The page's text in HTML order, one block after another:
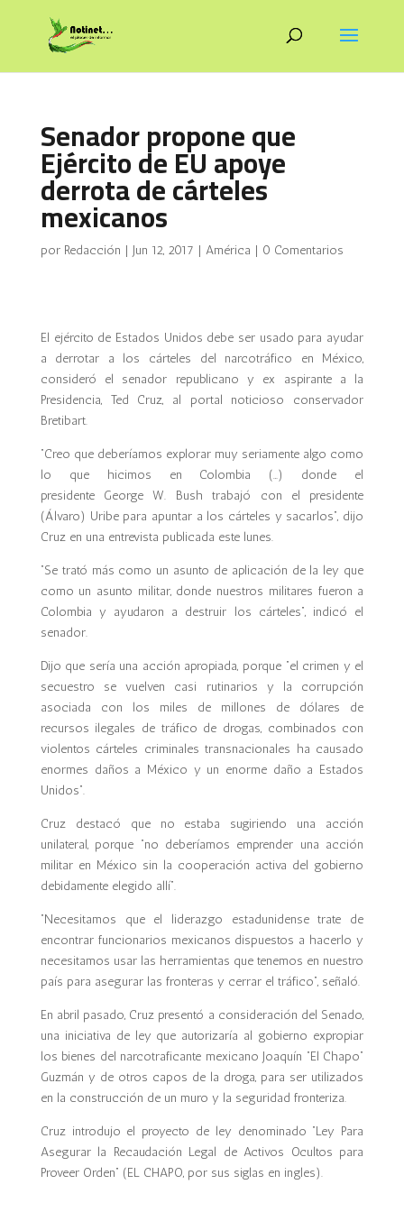
Senador propone que
Ejército de EU apoye
derrota de cárteles
mexicanos
por Redacción | Jun 12, 2017 | América | 0 Comentarios
El ejército de Estados Unidos debe ser usado para ayudar
a derrotar a los cárteles del narcotráfico en México,
consideró el senador republicano y ex aspirante a la
Presidencia, Ted Cruz, al portal noticioso conservador
Bretibart.
“Creo que deberíamos explorar muy seriamente algo como
lo que hicimos en Colombia (…) donde el
presidente George W. Bush trabajó con el presidente
(Álvaro) Uribe para apuntar a los cárteles y sacarlos”, dijo
Cruz en una entrevista publicada este lunes.
“Se trató más como un asunto de aplicación de la ley que
como un asunto militar, donde nuestros militares fueron a
Colombia y ayudaron a destruir los cárteles”, indicó el
senador.
Dijo que sería una acción apropiada, porque “el crimen y el
secuestro se vuelven casi rutinarios y la corrupción
asociada con los miles de millones de dólares de
recursos ilegales de tráfico de drogas, combinados con
violentos cárteles criminales transnacionales ha causado
enormes daños a México y un enorme daño a Estados
Unidos”.
Cruz destacó que no estaba sugiriendo una acción
unilateral, porque “no deberíamos emprender una acción
militar en México sin la cooperación activa del gobierno
debidamente elegido allí”.
“Necesitamos que el liderazgo estadunidense trate de
encontrar funcionarios mexicanos dispuestos a hacerlo y
necesitamos usar las herramientas que tenemos en nuestro
país para asegurar las fronteras y cerrar el tráfico”, señaló.
En abril pasado, Cruz presentó a consideración del Senado,
una iniciativa de ley que autorizaría al gobierno expropiar
los bienes del narcotraficante mexicano Joaquín “El Chapo”
Guzmán y de otros capos de la droga, para ser utilizados
en la construcción de un muro y la seguridad fronteriza.
Cruz introdujo el proyecto de ley denominado “Ley Para
Asegurar la Recaudación Legal de Activos Ocultos para
Proveer Orden” (EL CHAPO, por sus siglas en ingles).